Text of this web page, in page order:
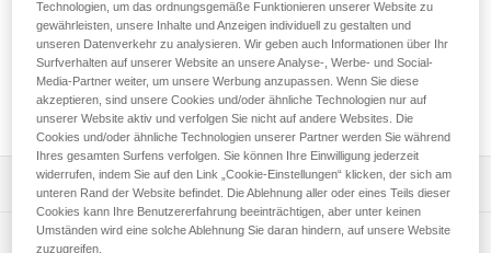
Geschmiedeter Bohrhaken aus rostfreiem Stahl zur
Befestigung mittels Verbundmörtel (10er Pack)
Geschmiedeter Bohrhaken aus rostfreiem Stahl zur
Befestigung mittels Verbundmörtel.
Leistungsverzeichnis
14 x 100 mm.
Technische Spezifikationen
Technologien, um das ordnungsgemäße Funktionieren unserer Website zu
gewährleisten, unsere Inhalte und Anzeigen individuell zu gestalten und
unseren Datenverkehr zu analysieren. Wir geben auch Informationen über Ihr
Surfverhalten auf unserer Website an unsere Analyse-, Werbe- und Social-
Media-Partner weiter, um unsere Werbung anzupassen. Wenn Sie diese
akzeptieren, sind unsere Cookies und/oder ähnliche Technologien nur auf
unserer Website aktiv und verfolgen Sie nicht auf andere Websites. Die
Cookies und/oder ähnliche Technologien unserer Partner werden Sie während
Ihres gesamten Surfens verfolgen. Sie können Ihre Einwilligung jederzeit
widerrufen, indem Sie auf den Link „Cookie-Einstellungen“ klicken, der sich am
unteren Rand der Website befindet. Die Ablehnung aller oder eines Teils dieser
Cookies kann Ihre Benutzererfahrung beeinträchtigen, aber unter keinen
Umständen wird eine solche Ablehnung Sie daran hindern, auf unsere Website
zuzugreifen.